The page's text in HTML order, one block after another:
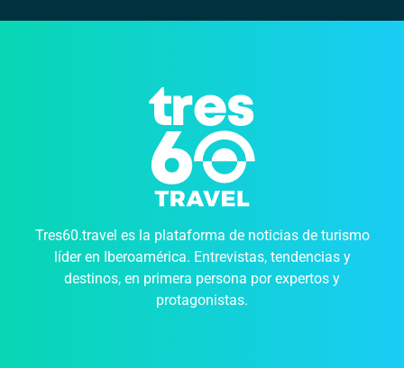
Tres60.travel es la plataforma de noticias de turismo
líder en Iberoamérica. Entrevistas, tendencias y
destinos, en primera persona por expertos y
protagonistas.